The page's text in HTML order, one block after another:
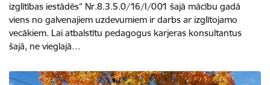
izglītības iestādēs” Nr.8.3.5.0/16/I/001 šajā mācību gadā
viens no galvenajiem uzdevumiem ir darbs ar izglītojamo
vecākiem. Lai atbalstītu pedagogus karjeras konsultantus
šajā, ne vieglajā…